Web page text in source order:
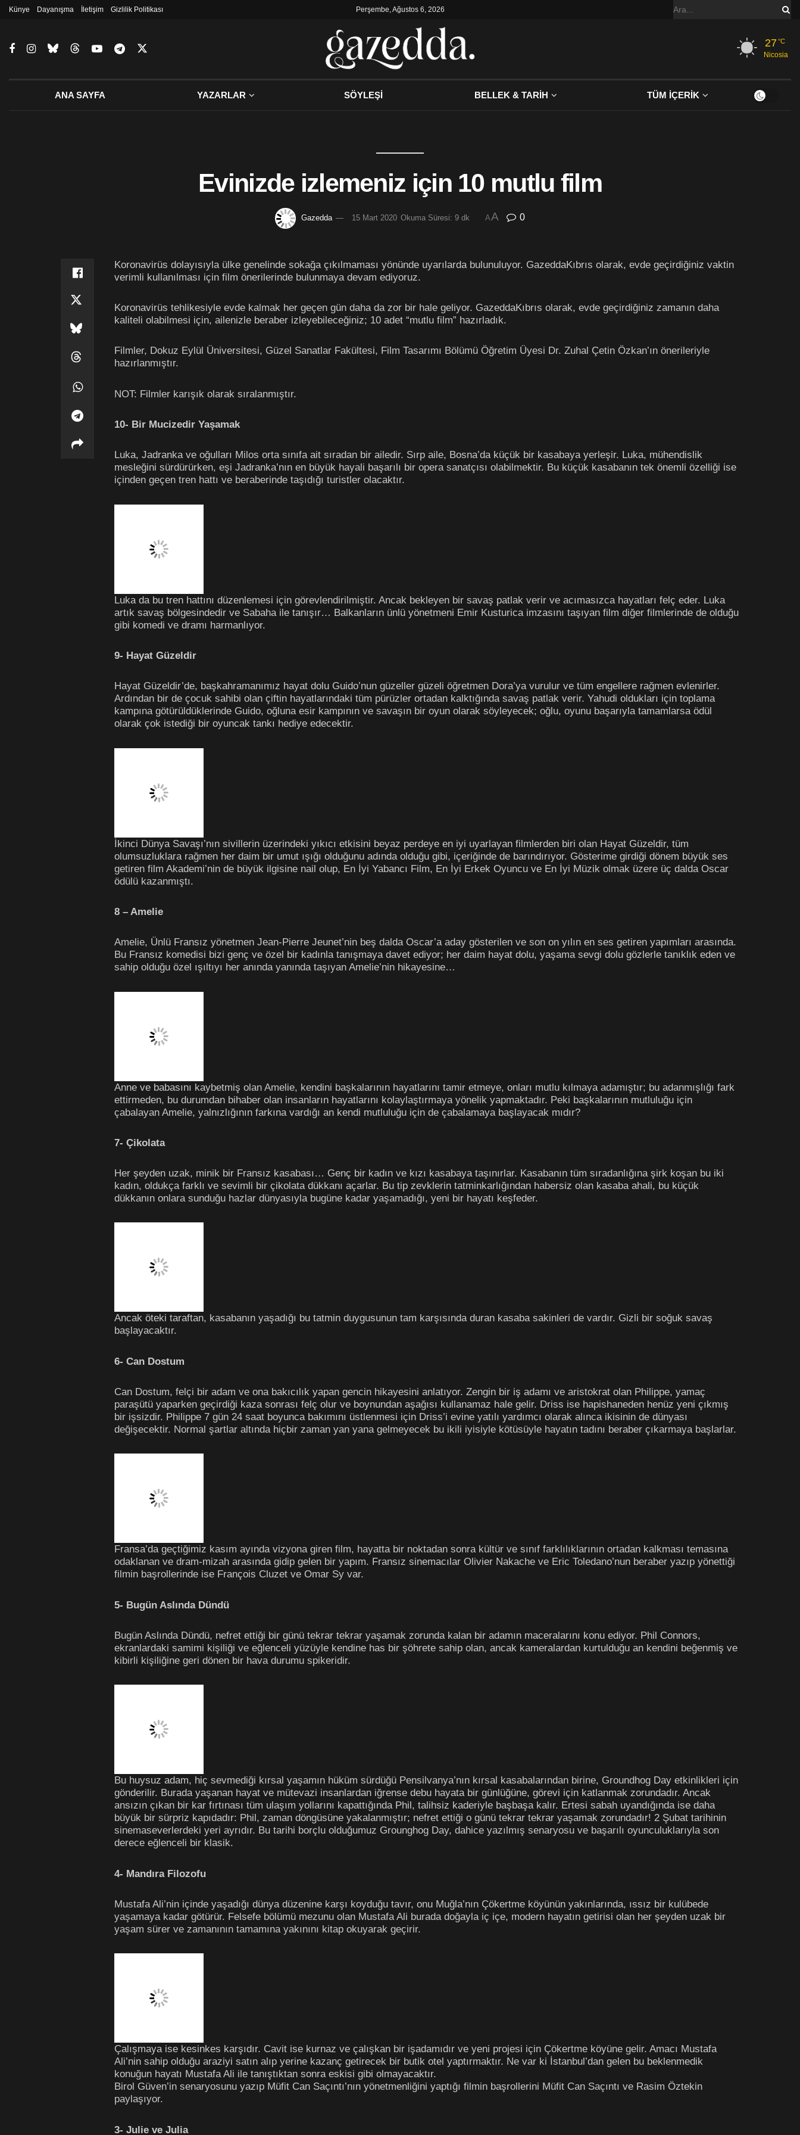
Künye Dayanışma İletişim Gizlilik Politikası Perşembe, Ağustos 6, 2026
27°C
Nicosia
ANA SAYFA YAZARLAR SÖYLEŞİ BELLEK & TARİH TÜM İÇERİK
Evinizde izlemeniz için 10 mutlu film
Gazedda 15 Mart 2020 Okuma Süresi: 9 dk AA 0
Koronavirüs dolayısıyla ülke genelinde sokağa çıkılmaması yönünde uyarılarda bulunuluyor. GazeddaKıbrıs olarak, evde geçirdiğiniz vaktin
verimli kullanılması için film önerilerinde bulunmaya devam ediyoruz.
Koronavirüs tehlikesiyle evde kalmak her geçen gün daha da zor bir hale geliyor. GazeddaKıbrıs olarak, evde geçirdiğiniz zamanın daha
kaliteli olabilmesi için, ailenizle beraber izleyebileceğiniz; 10 adet “mutlu film” hazırladık.
Filmler, Dokuz Eylül Üniversitesi, Güzel Sanatlar Fakültesi, Film Tasarımı Bölümü Öğretim Üyesi Dr. Zuhal Çetin Özkan’ın önerileriyle
hazırlanmıştır.
NOT: Filmler karışık olarak sıralanmıştır.
10- Bir Mucizedir Yaşamak
Luka, Jadranka ve oğulları Milos orta sınıfa ait sıradan bir ailedir. Sırp aile, Bosna’da küçük bir kasabaya yerleşir. Luka, mühendislik
mesleğini sürdürürken, eşi Jadranka’nın en büyük hayali başarılı bir opera sanatçısı olabilmektir. Bu küçük kasabanın tek önemli özelliği ise
içinden geçen tren hattı ve beraberinde taşıdığı turistler olacaktır.
Luka da bu tren hattını düzenlemesi için görevlendirilmiştir. Ancak bekleyen bir savaş patlak verir ve acımasızca hayatları felç eder. Luka
artık savaş bölgesindedir ve Sabaha ile tanışır… Balkanların ünlü yönetmeni Emir Kusturica imzasını taşıyan film diğer filmlerinde de olduğu
gibi komedi ve dramı harmanlıyor.
9- Hayat Güzeldir
Hayat Güzeldir’de, başkahramanımız hayat dolu Guido’nun güzeller güzeli öğretmen Dora’ya vurulur ve tüm engellere rağmen evlenirler.
Ardından bir de çocuk sahibi olan çiftin hayatlarındaki tüm pürüzler ortadan kalktığında savaş patlak verir. Yahudi oldukları için toplama
kampına götürüldüklerinde Guido, oğluna esir kampının ve savaşın bir oyun olarak söyleyecek; oğlu, oyunu başarıyla tamamlarsa ödül
olarak çok istediği bir oyuncak tankı hediye edecektir.
İkinci Dünya Savaşı’nın sivillerin üzerindeki yıkıcı etkisini beyaz perdeye en iyi uyarlayan filmlerden biri olan Hayat Güzeldir, tüm
olumsuzluklara rağmen her daim bir umut ışığı olduğunu adında olduğu gibi, içeriğinde de barındırıyor. Gösterime girdiği dönem büyük ses
getiren film Akademi’nin de büyük ilgisine nail olup, En İyi Yabancı Film, En İyi Erkek Oyuncu ve En İyi Müzik olmak üzere üç dalda Oscar
ödülü kazanmıştı.
8 – Amelie
Amelie, Ünlü Fransız yönetmen Jean-Pierre Jeunet’nin beş dalda Oscar’a aday gösterilen ve son on yılın en ses getiren yapımları arasında.
Bu Fransız komedisi bizi genç ve özel bir kadınla tanışmaya davet ediyor; her daim hayat dolu, yaşama sevgi dolu gözlerle tanıklık eden ve
sahip olduğu özel ışıltıyı her anında yanında taşıyan Amelie’nin hikayesine…
Anne ve babasını kaybetmiş olan Amelie, kendini başkalarının hayatlarını tamir etmeye, onları mutlu kılmaya adamıştır; bu adanmışlığı fark
ettirmeden, bu durumdan bihaber olan insanların hayatlarını kolaylaştırmaya yönelik yapmaktadır. Peki başkalarının mutluluğu için
çabalayan Amelie, yalnızlığının farkına vardığı an kendi mutluluğu için de çabalamaya başlayacak mıdır?
7- Çikolata
Her şeyden uzak, minik bir Fransız kasabası… Genç bir kadın ve kızı kasabaya taşınırlar. Kasabanın tüm sıradanlığına şirk koşan bu iki
kadın, oldukça farklı ve sevimli bir çikolata dükkanı açarlar. Bu tip zevklerin tatminkarlığından habersiz olan kasaba ahali, bu küçük
dükkanın onlara sunduğu hazlar dünyasıyla bugüne kadar yaşamadığı, yeni bir hayatı keşfeder.
Ancak öteki taraftan, kasabanın yaşadığı bu tatmin duygusunun tam karşısında duran kasaba sakinleri de vardır. Gizli bir soğuk savaş
başlayacaktır.
6- Can Dostum
Can Dostum, felçi bir adam ve ona bakıcılık yapan gencin hikayesini anlatıyor. Zengin bir iş adamı ve aristokrat olan Philippe, yamaç
paraşütü yaparken geçirdiği kaza sonrası felç olur ve boynundan aşağısı kullanamaz hale gelir. Driss ise hapishaneden henüz yeni çıkmış
bir işsizdir. Philippe 7 gün 24 saat boyunca bakımını üstlenmesi için Driss’i evine yatılı yardımcı olarak alınca ikisinin de dünyası
değişecektir. Normal şartlar altında hiçbir zaman yan yana gelmeyecek bu ikili iyisiyle kötüsüyle hayatın tadını beraber çıkarmaya başlarlar.
Fransa’da geçtiğimiz kasım ayında vizyona giren film, hayatta bir noktadan sonra kültür ve sınıf farklılıklarının ortadan kalkması temasına
odaklanan ve dram-mizah arasında gidip gelen bir yapım. Fransız sinemacılar Olivier Nakache ve Eric Toledano’nun beraber yazıp yönettiği
filmin başrollerinde ise François Cluzet ve Omar Sy var.
5- Bugün Aslında Dündü
Bugün Aslında Dündü, nefret ettiği bir günü tekrar tekrar yaşamak zorunda kalan bir adamın maceralarını konu ediyor. Phil Connors,
ekranlardaki samimi kişiliği ve eğlenceli yüzüyle kendine has bir şöhrete sahip olan, ancak kameralardan kurtulduğu an kendini beğenmiş ve
kibirli kişiliğine geri dönen bir hava durumu spikeridir.
Bu huysuz adam, hiç sevmediği kırsal yaşamın hüküm sürdüğü Pensilvanya’nın kırsal kasabalarından birine, Groundhog Day etkinlikleri için
gönderilir. Burada yaşanan hayat ve mütevazi insanlardan iğrense debu hayata bir günlüğüne, görevi için katlanmak zorundadır. Ancak
ansızın çıkan bir kar fırtınası tüm ulaşım yollarını kapattığında Phil, talihsiz kaderiyle başbaşa kalır. Ertesi sabah uyandığında ise daha
büyük bir sürpriz kapıdadır: Phil, zaman döngüsüne yakalanmıştır; nefret ettiği o günü tekrar tekrar yaşamak zorundadır! 2 Şubat tarihinin
sinemaseverlerdeki yeri ayrıdır. Bu tarihi borçlu olduğumuz Grounghog Day, dahice yazılmış senaryosu ve başarılı oyunculuklarıyla son
derece eğlenceli bir klasik.
4- Mandıra Filozofu
Mustafa Ali’nin içinde yaşadığı dünya düzenine karşı koyduğu tavır, onu Muğla’nın Çökertme köyünün yakınlarında, ıssız bir kulübede
yaşamaya kadar götürür. Felsefe bölümü mezunu olan Mustafa Ali burada doğayla iç içe, modern hayatın getirisi olan her şeyden uzak bir
yaşam sürer ve zamanının tamamına yakınını kitap okuyarak geçirir.
Çalışmaya ise kesinkes karşıdır. Cavit ise kurnaz ve çalışkan bir işadamıdır ve yeni projesi için Çökertme köyüne gelir. Amacı Mustafa
Ali’nin sahip olduğu araziyi satın alıp yerine kazanç getirecek bir butik otel yaptırmaktır. Ne var ki İstanbul’dan gelen bu beklenmedik
konuğun hayatı Mustafa Ali ile tanıştıktan sonra eskisi gibi olmayacaktır.
Birol Güven’in senaryosunu yazıp Müfit Can Saçıntı’nın yönetmenliğini yaptığı filmin başrollerini Müfit Can Saçıntı ve Rasim Öztekin
paylaşıyor.
3- Julie ve Julia